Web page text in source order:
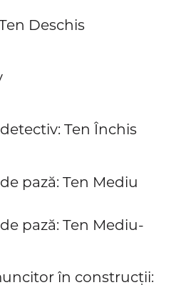
Deschis
Ten Închis
pază: Ten Mediu
pază: Ten Mediu-
în construcții: